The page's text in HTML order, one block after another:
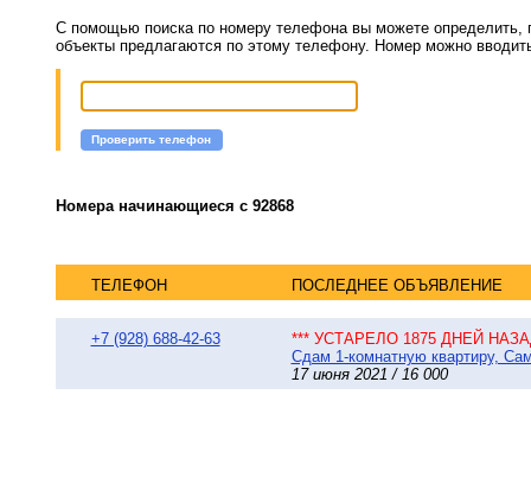
С помощью поиска по номеру телефона вы можете определить,
объекты предлагаются по этому телефону. Номер можно
Проверить телефон
Номера начинающиеся с 92868
ТЕЛЕФОН ПОСЛЕДНЕЕ ОБЪЯВЛЕНИЕ
+7 (928) 688-42-63
*** УСТАРЕЛО 1875 ДНЕЙ
Сдам 1-комнатную квартиру,
17 июня 2021 / 16 000